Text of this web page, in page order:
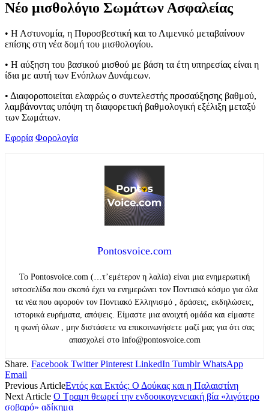
Νέο μισθολόγιο Σωμάτων Ασφαλείας
• Η Αστυνομία, η Πυροσβεστική και το Λιμενικό μεταβαίνουν
επίσης στη νέα δομή του μισθολογίου.
• Η αύξηση του βασικού μισθού με βάση τα έτη υπηρεσίας είναι η
ίδια με αυτή των Ενόπλων Δυνάμεων.
• Διαφοροποιείται ελαφρώς ο συντελεστής προσαύξησης βαθμού,
λαμβάνοντας υπόψη τη διαφορετική βαθμολογική εξέλιξη μεταξύ
των Σωμάτων.
Εφορία Φορολογία
Pontosvoice.com
Το Pontosvoice.com (…τ’εμέτερον η λαλία) είναι μια ενημερωτική
ιστοσελίδα που σκοπό έχει να ενημερώνει τον Ποντιακό κόσμο για όλα
τα νέα που αφορούν τον Ποντιακό Ελληνισμό , δράσεις, εκδηλώσεις,
ιστορικά ευρήματα, απόψεις. Είμαστε μια ανοιχτή ομάδα και είμαστε
η φωνή όλων , μην διστάσετε να επικοινωνήσετε μαζί μας για ότι σας
απασχολεί στο info@pontosvoice.com
Share. Facebook Twitter Pinterest LinkedIn Tumblr WhatsApp
Email
Previous ArticleΕντός και Εκτός: Ο Δούκας και η Παλαιστίνη
Next Article Ο Τραμπ θεωρεί την ενδοοικογενειακή βία «λιγότερο
σοβαρό» αδίκημα